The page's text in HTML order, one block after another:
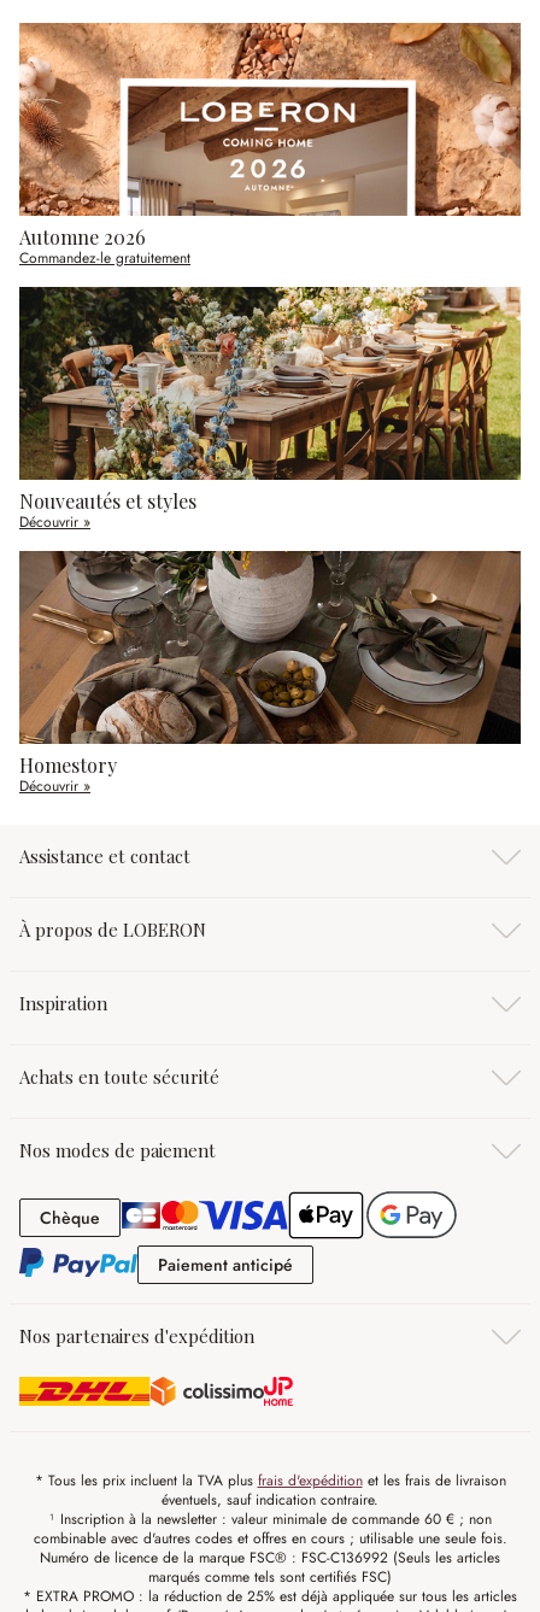
Automne 2026
Commandez-le gratuitement
Nouveautés et styles
Découvrir »
Homestory
Découvrir »
Assistance et contact
À propos de LOBERON
Inspiration
Achats en toute sécurité
Nos modes de paiement
Chèque Chèque
Paiement anticipé
Nos partenaires d'expédition
* Tous les prix incluent la TVA plus frais d'expéditionet les frais de livraison
éventuels, sauf indication contraire.
¹ Inscription à la newsletter : valeur minimale de commande 60 € ; non
combinable avec d'autres codes et offres en cours ; utilisable une seule fois.
Numéro de licence de la marque FSC® : FSC-C136992 (Seuls les articles
marqués comme tels sont certifiés FSC)
* EXTRA PROMO : la réduction de 25% est déjà appliquée sur tous les articles